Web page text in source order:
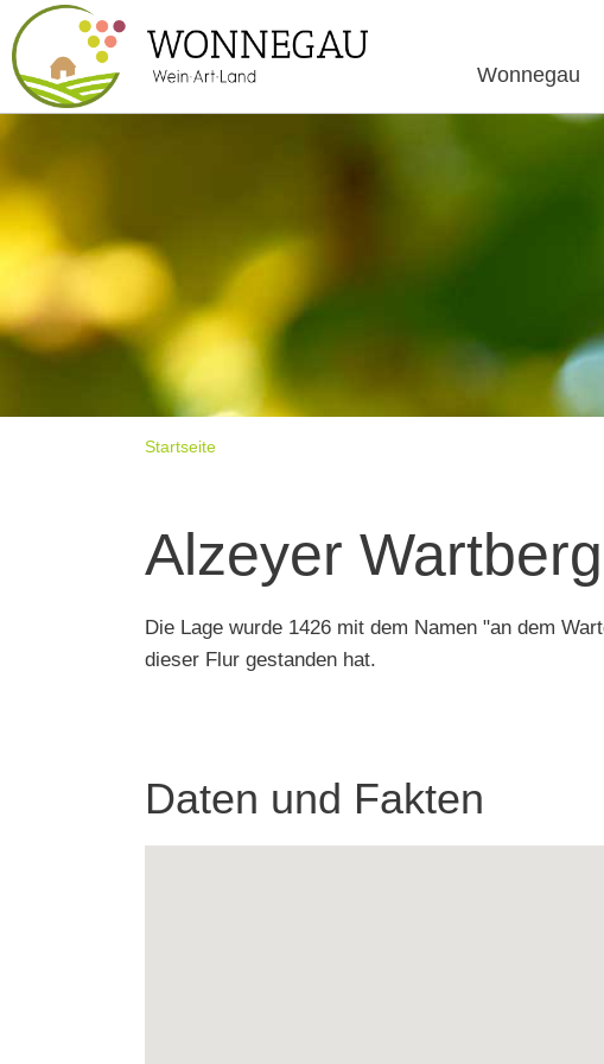
Wonnegau
Startseite
Alzeyer Wartberg
Die Lage wurde 1426 mit dem Namen "an dem
dieser Flur gestanden hat.
Daten und Fakten